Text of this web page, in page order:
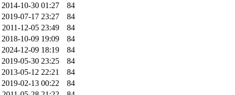
2014-10-30 01:27
84
2019-07-17 23:27
84
2011-12-05 23:49
84
2018-10-09 19:09
84
2024-12-09 18:19
84
2019-05-30 23:25
84
2013-05-12 22:21
84
2019-02-13 00:22
84